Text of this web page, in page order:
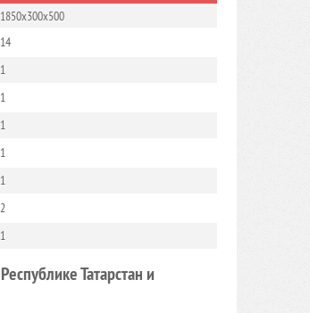
1850x300x500
14
1
1
1
1
1
2
1
Татарстан и